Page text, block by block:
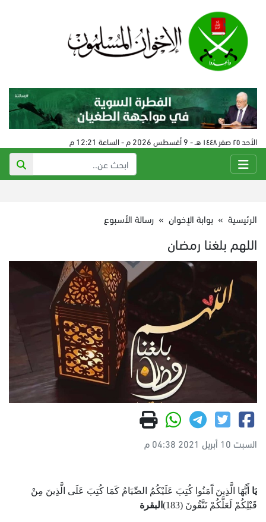
الأحد ٢٥ صفر ١٤٤٨ هـ - 9 أغسطس 2026 م - الساعة 12:21 م
الرئيسية » بوابة الإخوان » رسالة الأسبوع
اللهم بلغنا رمضان
السبت 10 أبريل 2021 04:38 م
يَا أَيُّهَا الَّذِينَ آَمَنُوا كُتِبَ عَلَيْكُمُ الصِّيَامُ كَمَا كُتِبَ عَلَى الَّذِينَ مِنْ
قَبْلِكُمْ لَعَلَّكُمْ تَتَّقُونَ (183)
البقرة